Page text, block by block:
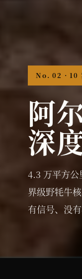
No. 02 · 10
阿
深
4.3 万平方
界级野牦牛
有信号、没有